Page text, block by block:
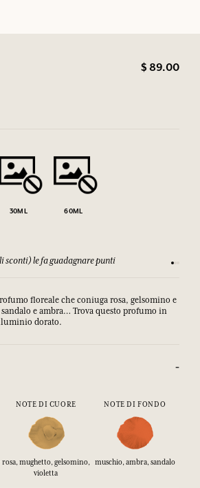
$ 89.00
30ML 60ML
sconti) le fa guadagnare punti
floreale che coniuga rosa, gelsomino e
e ambra… Trova questo profumo in
dorato.
NOTE DI CUORE NOTE DI FONDO
rosa, mughetto, gelsomino,
violetta
muschio, ambra, sandalo